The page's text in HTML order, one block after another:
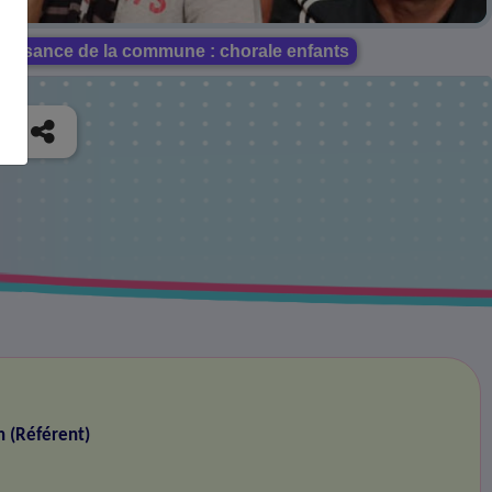
de la commune : chorale enfants
(Référent)